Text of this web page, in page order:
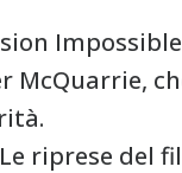
McQuarrie,
riprese del